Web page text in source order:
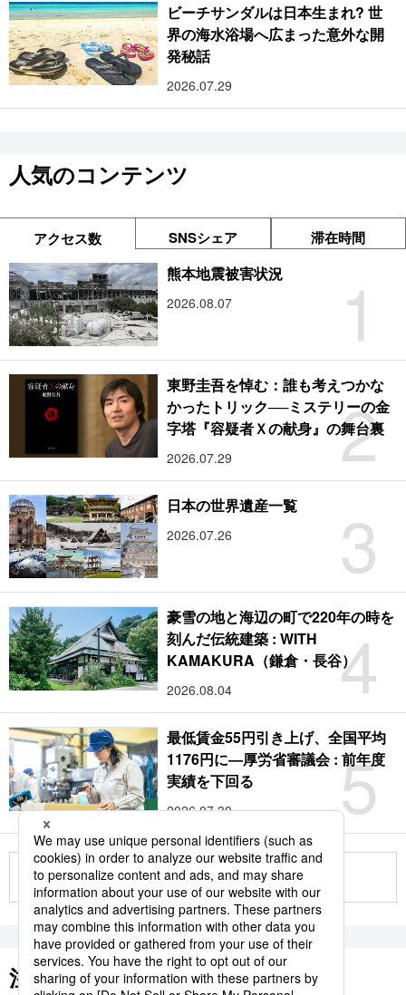
ビーチサンダルは日本生まれ? 世
界の海水浴場へ広まった意外な開
発秘話
2026.07.29
人気のコンテンツ
アクセス数 SNSシェア 滞在時間
1
熊本地震被害状況
2026.08.07
2
東野圭吾を悼む：誰も考えつかな
かったトリック──ミステリーの金
字塔『容疑者Ｘの献身』の舞台裏
2026.07.29
3
日本の世界遺産一覧
2026.07.26
4
豪雪の地と海辺の町で220年の時を
刻んだ伝統建築 : WITH
KAMAKURA（鎌倉・長谷）
2026.08.04
5
最低賃金55円引き上げ、全国平均
1176円に―厚労省審議会 : 前年度
実績を下回る
2026.07.30
もっと見る
注目のキーワード